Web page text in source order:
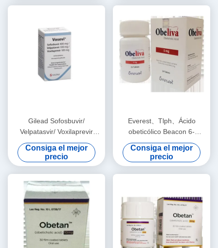
tumor estromal
desmoideo, angiosarcoma,
tumor fibroso solitario,
de tejidos blandos, cáncer
de pulmón de células no
pequeñas, cáncer de
próstata, cáncer de mama,
cáncer de ovario,
Gilead Sofosbuvir/
Velpatasvir/ Voxilaprevir
Vosevi 400mg*28 tabletas
Hepatitis C para el cáncer en
estadio 1 2 3
Consiga el mejor
precio
Everest、Tlph、Ácido
obeticólico Beacon 6-
ECDCA、INT-747 Obetix
5mg*30 comprimidos
Colangitis biliar primaria
para cáncer en estadio 1 2 3
Consiga el mejor
precio